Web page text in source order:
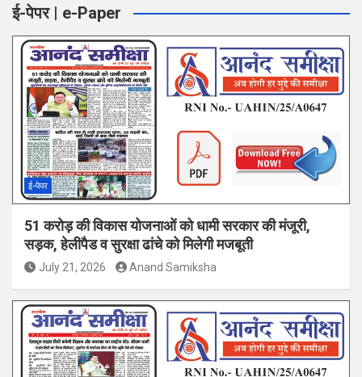
ई-पेपर | e-Paper
ई-पेपर
51 करोड़ की विकास योजनाओं को धामी सरकार की मंजूरी,
सड़क, हेलीपैड व सुरक्षा ढांचे को मिलेगी मजबूती
July 21, 2026 Anand Samiksha